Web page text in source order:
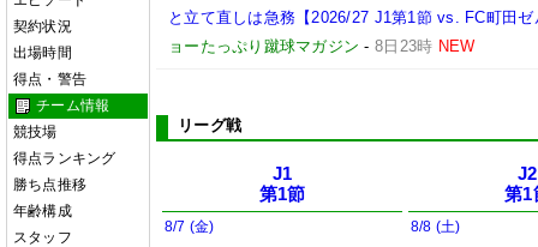
契約状況
出場時間
得点・警告
チーム情報
競技場
得点ランキング
勝ち点推移
年齢構成
スタッフ
と立て直しは急務【2026/27 J1第1節 vs. FC町田
ョーたっぷり蹴球マガジン -8日23時 NEW
リーグ戦
J1
第1節
8/7 (金)
J2
第1
8/8 (土)